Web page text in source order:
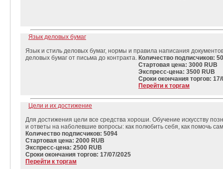
Язык деловых бумаг
Язык и стиль деловых бумаг, нормы и правила написания
деловых бумаг от письма до контракта. Количество подписчиков:
Стартовая цена: 3000 RUB
Экспресс-цена: 3500 RUB
Сроки окончания торгов:
Перейти к торгам
Цели и их достижение
Для достижения цели все средства хороши. Обучение искусству
и ответы на наболевшие вопросы: как полюбить себя, как помочь
Количество подписчиков: 5094
Стартовая цена: 2000 RUB
Экспресс-цена: 2500 RUB
Сроки окончания торгов: 17/07/2025
Перейти к торгам